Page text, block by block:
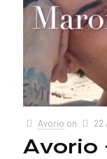
Avorio on 22
Avorio